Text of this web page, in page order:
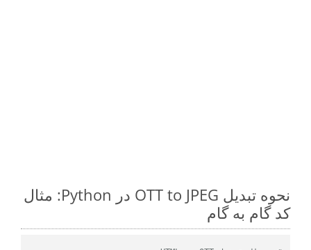
نحوه تبدیل OTT to JPEG در Python: مثال
کد گام به گام